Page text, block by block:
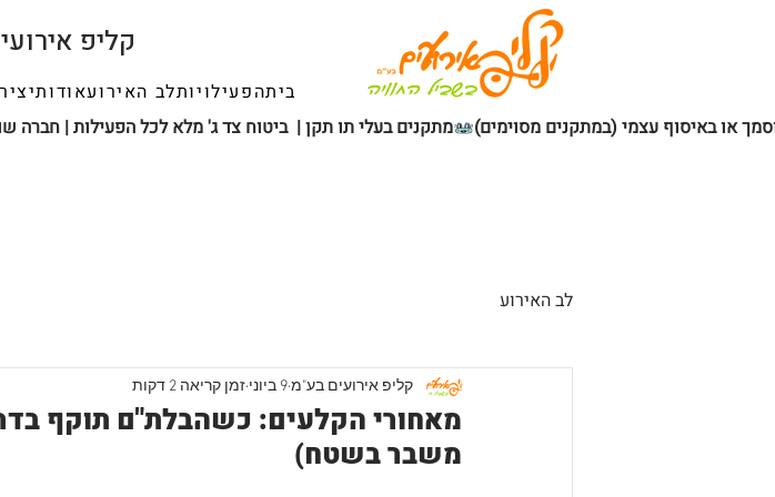
קליפ
ביתהפעילויותלב האירועאודות
מתקנים בעלי תו תקן |  ביטוח צד ג' מלא לכל הפעילות | חברה
לב האירוע
מאחורי הקלעים: כשהבלת"ם תוקף
משבר בשטח)
קליפ אירועים בע"מ9 ביוני זמן קריאה 2 דקות